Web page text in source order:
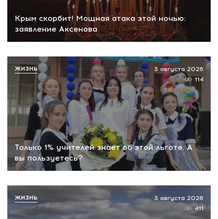
Крым скорбит! Мощная атака этой ночью:
заявление Аксенова
Только 1% учителей знает об этой льготе. А
вы пользуетесь?
3 августа 2026
114
ЖИЗНЬ
3 августа 2026
411
ЖИЗНЬ